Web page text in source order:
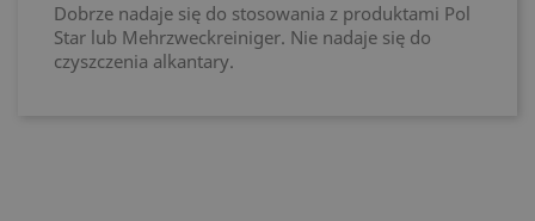
Dobrze nadaje się do stosowania z produktami Pol
Star lub Mehrzweckreiniger. Nie nadaje się do
czyszczenia alkantary.